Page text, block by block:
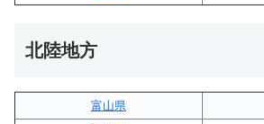
北陸地方
富山県